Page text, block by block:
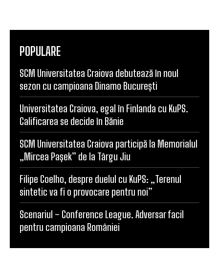
POPULARE
SCM Universitatea Craiova debutează în noul
sezon cu campioana Dinamo București
Universitatea Craiova, egal în Finlanda cu KuPS.
Calificarea se decide în Bănie
SCM Universitatea Craiova participă la Memorialul
„Mircea Pașek” de la Târgu Jiu
Filipe Coelho, despre duelul cu KuPS: „Terenul
sintetic va fi o provocare pentru noi”
Scenariul – Conference League. Adversar facil
pentru campioana României